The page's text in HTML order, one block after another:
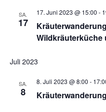
SA.
17
Wildkräuterküche
17. Juni 2023 @ 15:00 -
Juli 2023
SA.
8
8. Juli 2023 @ 8:00 -